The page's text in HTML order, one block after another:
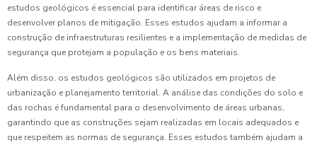
estudos geológicos é essencial para identificar áreas de risco e
desenvolver planos de mitigação. Esses estudos ajudam a informar a
construção de infraestruturas resilientes e a implementação de medidas de
segurança que protejam a população e os bens materiais.
Além disso, os estudos geológicos são utilizados em projetos de
urbanização e planejamento territorial. A análise das condições do solo e
das rochas é fundamental para o desenvolvimento de áreas urbanas,
garantindo que as construções sejam realizadas em locais adequados e
que respeitem as normas de segurança. Esses estudos também ajudam a